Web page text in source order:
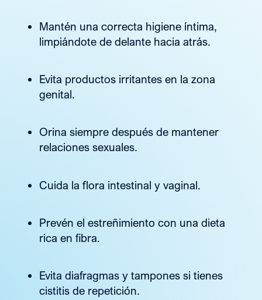
Mantén una correcta higiene íntima,
limpiándote de delante hacia atrás.
Evita productos irritantes en la zona
genital.
Orina siempre después de mantener
relaciones sexuales.
Cuida la flora intestinal y vaginal.
Prevén el estreñimiento con una dieta
rica en fibra.
Evita diafragmas y tampones si tienes
cistitis de repetición.